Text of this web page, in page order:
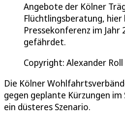
Angebote der Kölner
Flüchtlingsberatung, hier
Pressekonferenz im Jahr
gefährdet.
Copyright: Alexander Roll
Die Kölner
gegen geplante Kürzungen
ein düsteres Szenario.